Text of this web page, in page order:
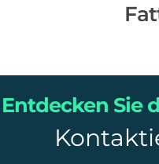
Entdecken Sie